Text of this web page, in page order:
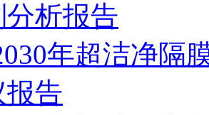
分析报告
年超洁净隔
报告